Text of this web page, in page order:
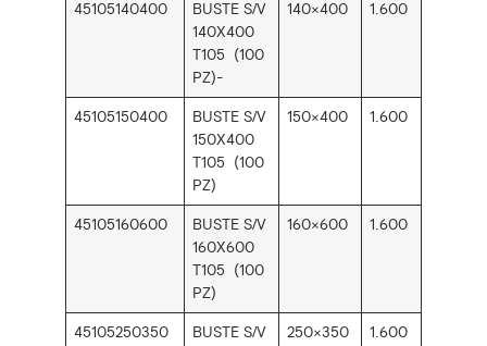
45105140400
BUSTE S/V
140X400
T105 (100
PZ)-
140×400 1.600
45105150400
BUSTE S/V
150X400
T105 (100
PZ)
150×400 1.600
45105160600
BUSTE S/V
160X600
T105 (100
PZ)
160×600 1.600
45105250350
BUSTE S/V
250×350 1.600